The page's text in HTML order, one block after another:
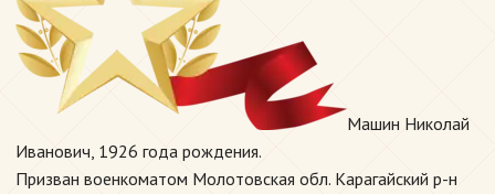
Машин Николай
Иванович, 1926 года рождения.
Призван военкоматом Молотовская обл. Карагайский р-н